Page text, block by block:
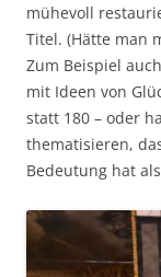
mühevoll
Titel. (Hätte man
Zum Beispiel
mit Ideen von
statt 180 – oder
thematisieren,
Bedeutung hat